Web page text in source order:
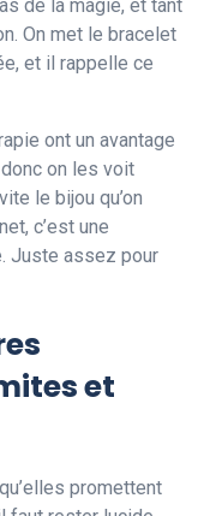
de la magie, et tant
On met le bracelet
et il rappelle ce
ont un avantage
on les voit
le bijou qu’on
c’est une
Juste assez pour
et
promettent